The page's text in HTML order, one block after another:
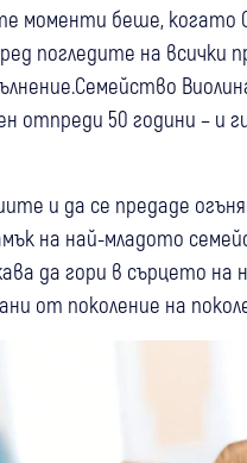
моменти беше, когато
погледите на
отпреди 50 години – и
и да се предаде
на най-младото
да гори в сърцето на
от поколение на